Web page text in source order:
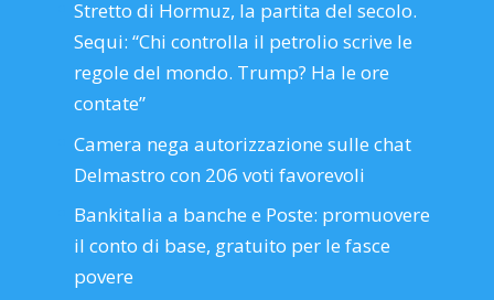
Stretto di Hormuz, la partita del secolo.
Sequi: “Chi controlla il petrolio scrive le
regole del mondo. Trump? Ha le ore
contate”
Camera nega autorizzazione sulle chat
Delmastro con 206 voti favorevoli
Bankitalia a banche e Poste: promuovere
il conto di base, gratuito per le fasce
povere